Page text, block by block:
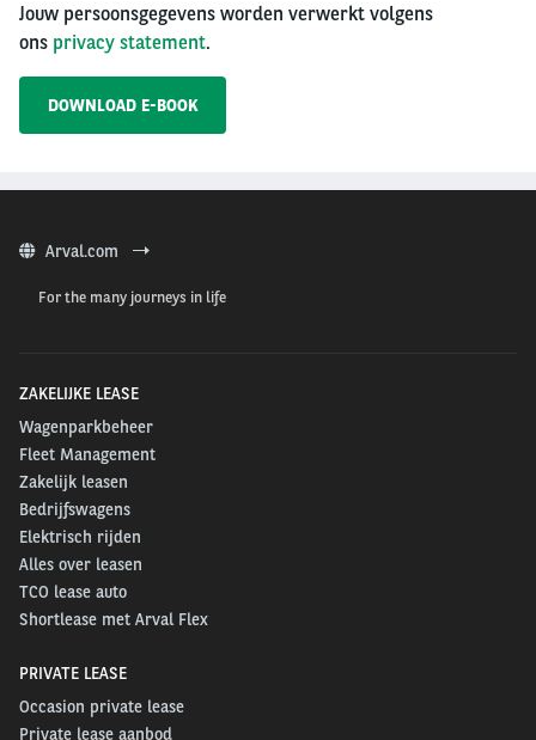
Jouw persoonsgegevens worden verwerkt volgens
ons privacy statement.
Arval.com
For the many journeys in life
ZAKELIJKE LEASE
Wagenparkbeheer
Fleet Management
Zakelijk leasen
Bedrijfswagens
Elektrisch rijden
Alles over leasen
TCO lease auto
Shortlease met Arval Flex
PRIVATE LEASE
Occasion private lease
Private lease aanbod